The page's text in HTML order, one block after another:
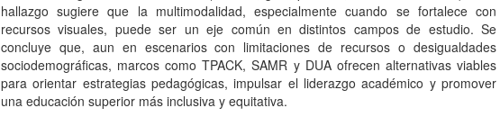
hallazgo sugiere que la multimodalidad, especialmente cuando se fortalece con
recursos visuales, puede ser un eje común en distintos campos de estudio. Se
concluye que, aun en escenarios con limitaciones de recursos o desigualdades
sociodemográficas, marcos como TPACK, SAMR y DUA ofrecen alternativas viables
para orientar estrategias pedagógicas, impulsar el liderazgo académico y promover
una educación superior más inclusiva y equitativa.